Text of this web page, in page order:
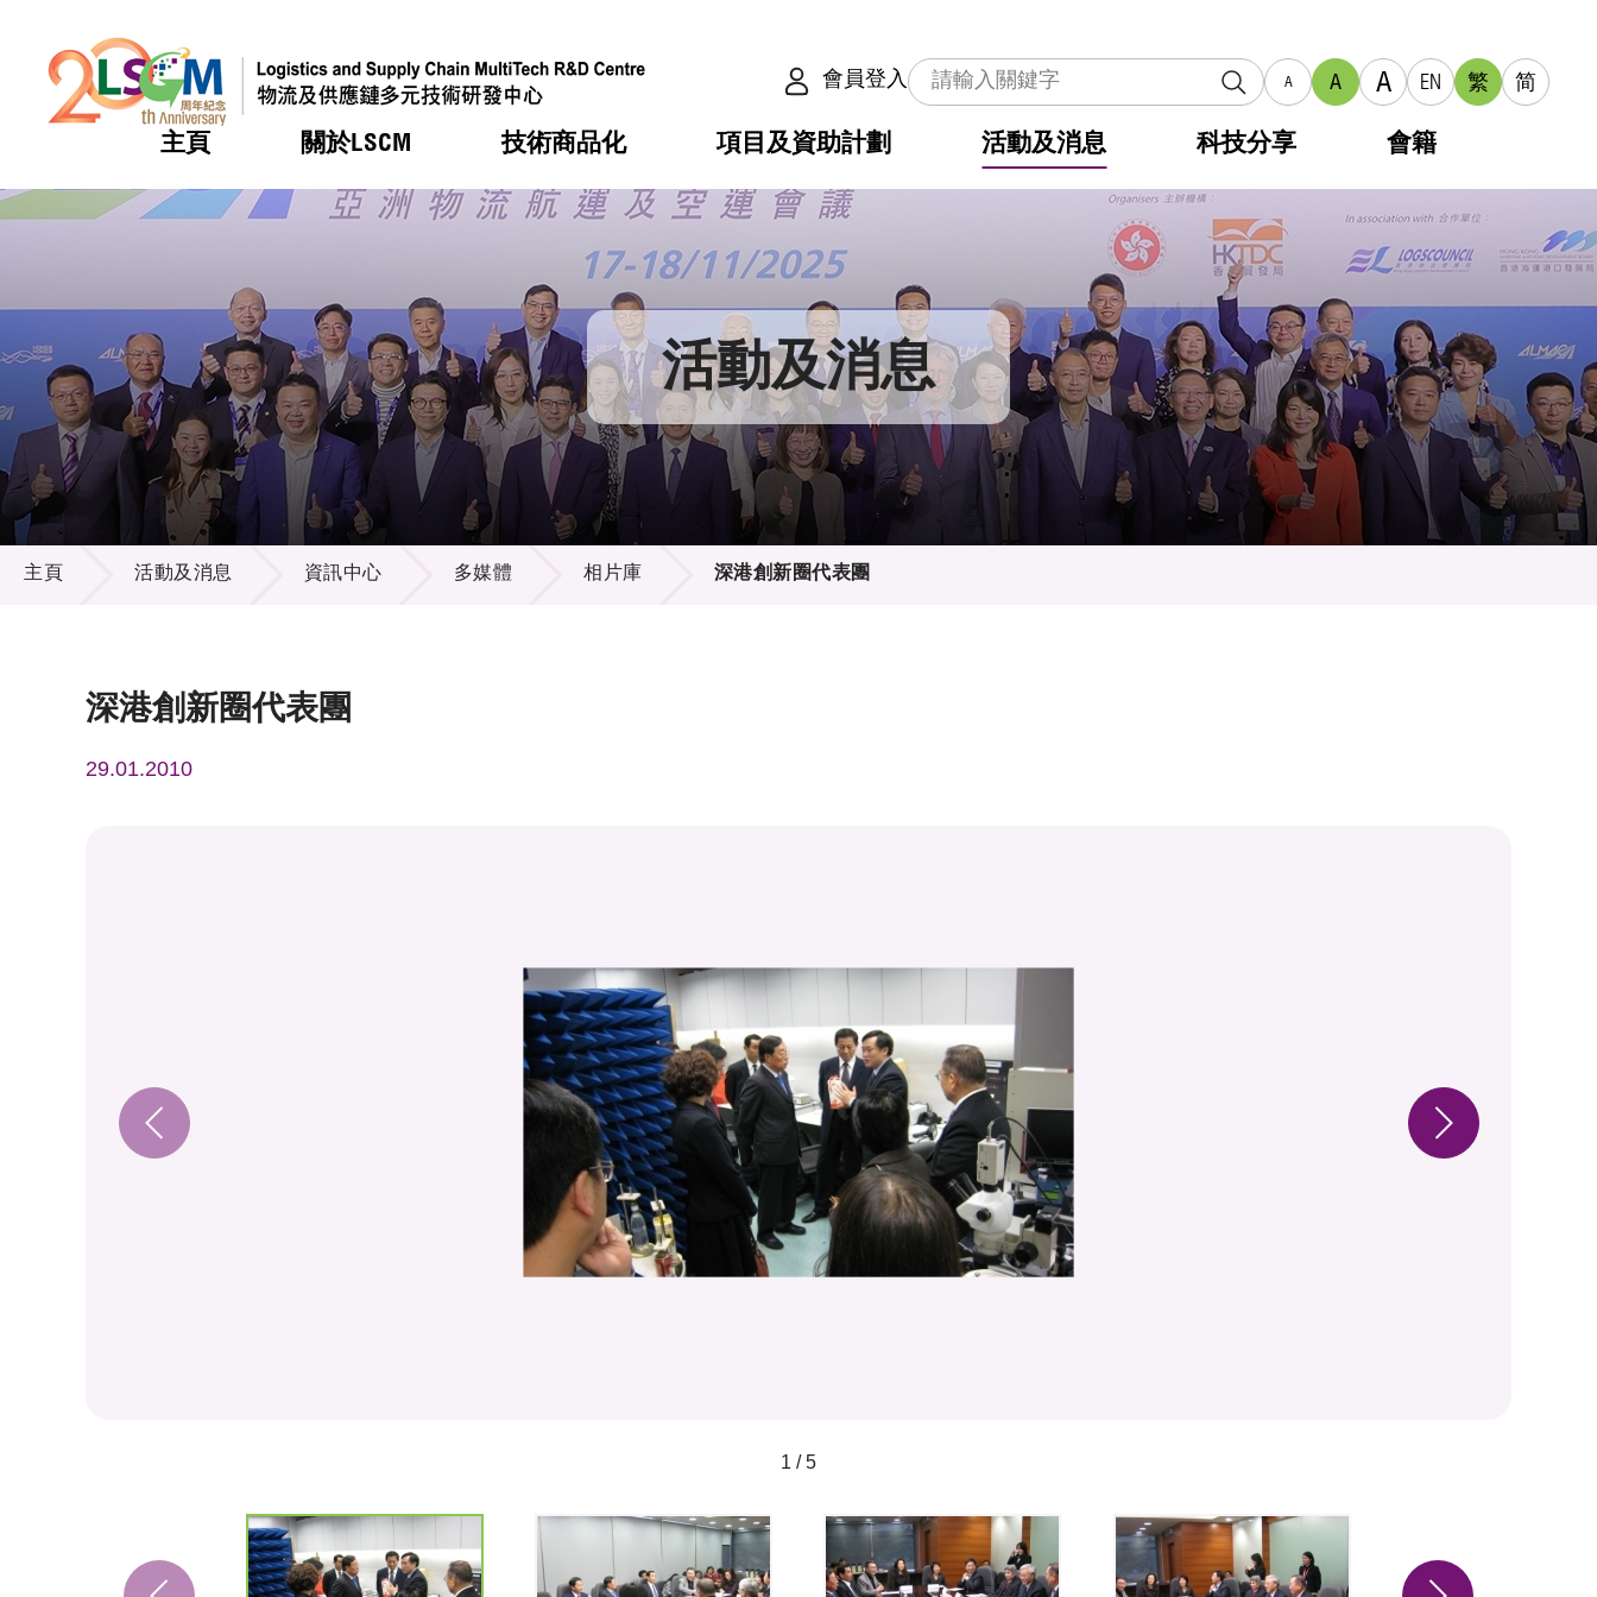
會員登入 A A A EN 繁 简
主頁 關於LSCM
熱門 機構簡介
組織架構
組織架構
董事局
研究顧問
招標通告
技術商品化
熱門 服務
可獲授權之技術
應用於公共服務之創新技術
重點項目
項目及資助計劃
熱門 合作計劃
資助計劃
資助計劃
稅務優惠
申請
評審
徵求研發項目計劃書
項目資料庫
活動及消息
熱門 活動
獎項
新聞中心
媒體報導
新聞稿
資訊中心
多媒體
出版刊物
科技分享 會籍
熱門 會籍及服務
會員列表
會員登入 活動及消息
活動及消息
主頁 活動及消息 資訊中心 多媒體 相片庫 深港創新圈代表團
深港創新圈代表團
29.01.2010
1 / 5